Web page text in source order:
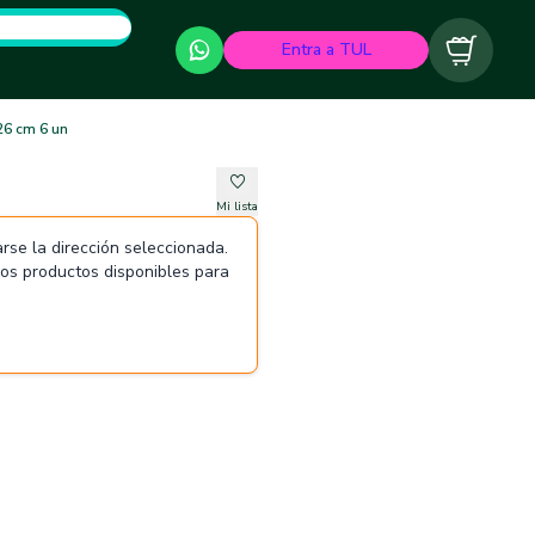
Entra a TUL Carrito
cm 6 un
Mi lista
la dirección seleccionada.
productos disponibles para